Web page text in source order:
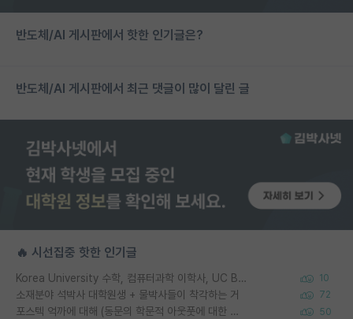
반도체/AI 게시판에서 핫한 인기글은?
반도체/AI 게시판에서 최근 댓글이 많이 달린 글
🔥 시선집중 핫한 인기글
Korea University 수학, 컴퓨터과학 이학사, UC Berkeley 산업공학 대학원 공학박사가 되는 것은 쉽지 않겠죠? 10
소재분야 석박사 대학원생 + 물박사들이 착각하는 거 72
포스텍 억까에 대해 (동문의 학문적 아웃풋에 대한 반박) 50